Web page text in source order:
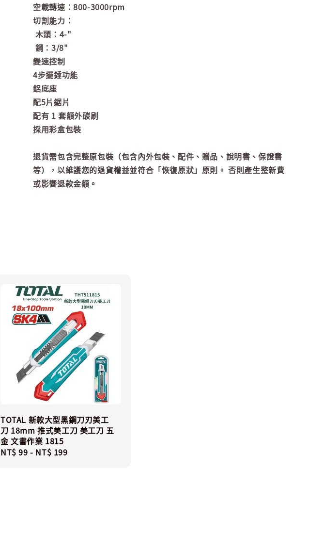
空載轉速：800-3000rpm
切割能力：
木頭：4-"
鋼：3/8"
變速控制
4步擺錘功能
鋁底座
配5片鋸片
配有 1 套額外碳刷
採用彩盒包裝
退貨需包含完整原包裝（包含內外包裝、配件、贈品、說明書、保證書
等），以維護您的退貨權益並符合「恢復原狀」原則。 否則產生整新費
或影響退款金額。
TOTAL 新款大型黑鋼刀刃美工
刀 18mm 推式美工刀 美工刀 五
金 文書作業 1815
Regular
NT$ 99 - NT$ 199